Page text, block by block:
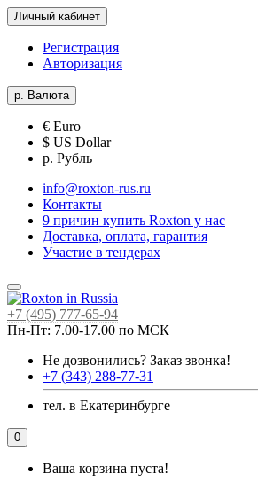
Личный кабинет
Регистрация
Авторизация
р. Валюта
€ Euro
$ US Dollar
р. Рубль
info@roxton-rus.ru
Контакты
9 причин купить Roxton у нас
Доставка, оплата, гарантия
Участие в тендерах
+7 (495) 777-65-94
Пн-Пт: 7.00-17.00 по МСК
Не дозвонились? Заказ звонка!
+7 (343) 288-77-31
тел. в Екатеринбурге
0
Ваша корзина пуста!